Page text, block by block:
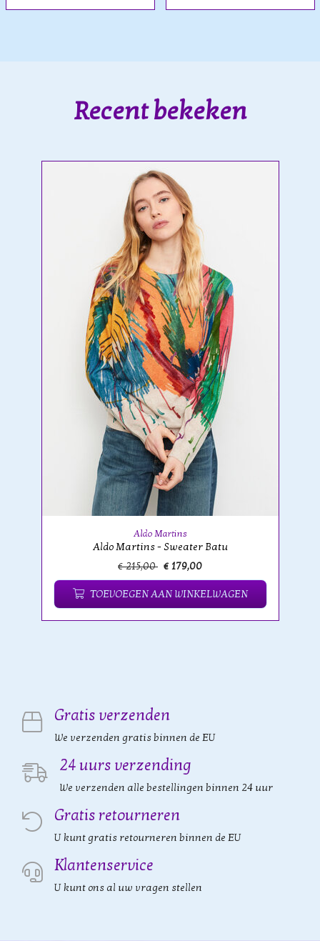
Recent bekeken
Aldo Martins
Aldo Martins - Sweater Batu
€ 215,00 € 179,00
TOEVOEGEN AAN WINKELWAGEN
Gratis verzenden
We verzenden gratis binnen de EU
24 uurs verzending
We verzenden alle bestellingen binnen 24 uur
Gratis retourneren
U kunt gratis retourneren binnen de EU
Klantenservice
U kunt ons al uw vragen stellen